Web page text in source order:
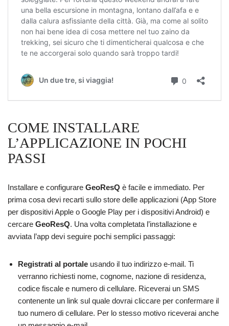
COME INSTALLARE
L’APPLICAZIONE IN POCHI
PASSI
Installare e configurare GeoResQ è facile e immediato. Per
prima cosa devi recarti sullo store delle applicazioni (App Store
per dispositivi Apple o Google Play per i dispositivi Android) e
cercare GeoResQ. Una volta completata l’installazione e
avviata l’app devi seguire pochi semplici passaggi:
Registrati al portale usando il tuo indirizzo e-mail. Ti
verranno richiesti nome, cognome, nazione di residenza,
codice fiscale e numero di cellulare. Riceverai un SMS
contenente un link sul quale dovrai cliccare per confermare il
tuo numero di cellulare. Per lo stesso motivo riceverai anche